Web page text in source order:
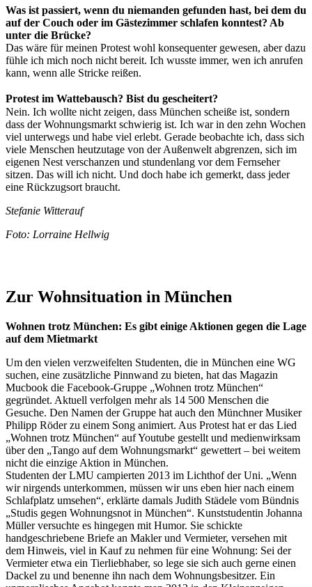
Was ist passiert, wenn du niemanden gefunden hast, bei dem du
auf der Couch oder im Gästezimmer schlafen konntest? Ab
unter die Brücke?
Das wäre für meinen Protest wohl konsequenter gewesen, aber dazu
fühle ich mich noch nicht bereit. Ich wusste immer, wen ich anrufen
kann, wenn alle Stricke reißen.
Protest im Wattebausch? Bist du gescheitert?
Nein. Ich wollte nicht zeigen, dass München scheiße ist, sondern
dass der Wohnungsmarkt schwierig ist. Ich war in den zehn Wochen
viel unterwegs und habe viel erlebt. Gerade beobachte ich, dass sich
viele Menschen heutzutage von der Außenwelt abgrenzen, sich im
eigenen Nest verschanzen und stundenlang vor dem Fernseher
sitzen. Das will ich nicht. Und doch habe ich gemerkt, dass jeder
eine Rückzugsort braucht.
Stefanie Witterauf
Foto: Lorraine Hellwig
Zur Wohnsituation in München
Wohnen trotz München: Es gibt einige Aktionen gegen die Lage
auf dem Mietmarkt
Um den vielen verzweifelten Studenten, die in München eine WG
suchen, eine zusätzliche Pinnwand zu bieten, hat das Magazin
Mucbook die Facebook-Gruppe „Wohnen trotz München“
gegründet. Aktuell verfolgen mehr als 14 500 Menschen die
Gesuche. Den Namen der Gruppe hat auch den Münchner Musiker
Philipp Röder zu einem Song animiert. Aus Protest hat er das Lied
„Wohnen trotz München“ auf Youtube gestellt und medienwirksam
über den „Tango auf dem Wohnungsmarkt“ gewettert – bei weitem
nicht die einzige Aktion in München.
Studenten der LMU campierten 2013 im Lichthof der Uni. „Wenn
wir nirgends unterkommen, müssen wir uns eben hier nach einem
Schlafplatz umsehen“, erklärte damals Judith Städele vom Bündnis
„Studis gegen Wohnungsnot in München“. Kunststudentin Johanna
Müller versuchte es hingegen mit Humor. Sie schickte
handgeschriebene Briefe an Makler und Vermieter, versehen mit
dem Hinweis, viel in Kauf zu nehmen für eine Wohnung: Sei der
Vermieter etwa ein Tierliebhaber, so lege sie sich auch gerne einen
Dackel zu und benenne ihn nach dem Wohnungsbesitzer. Ein